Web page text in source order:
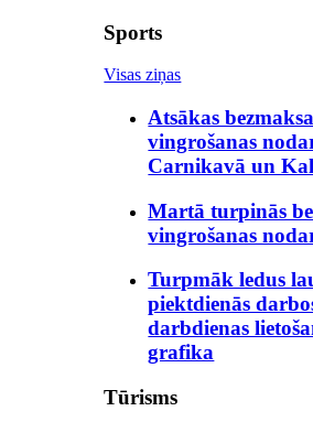
Sports
Visas ziņas
Atsākas
vingrošanas
Carnikavā un
Martā turpinās
vingrošanas
Turpmāk ledus
piektdienās
darbdienas
grafika
Tūrisms